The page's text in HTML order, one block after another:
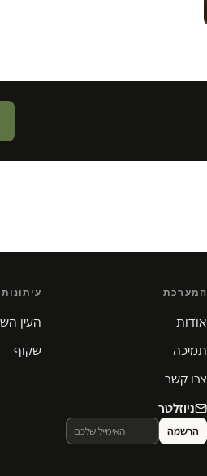
המערכת
אודות
תמיכה
צרו קשר
ניוזלטר
העין
שקוף